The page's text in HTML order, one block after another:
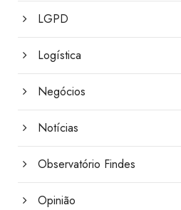
LGPD
Logística
Negócios
Notícias
Observatório Findes
Opinião